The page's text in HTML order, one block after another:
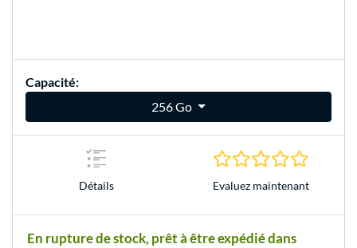
Capacité:
256 Go
Détails Evaluez maintenant
En rupture de stock, prêt à être expédié dans